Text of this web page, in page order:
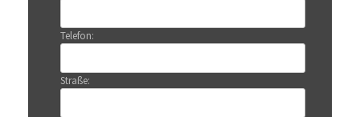
Telefon:
Straße: